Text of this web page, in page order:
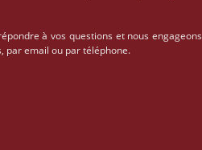
à vos questions et nous engageons
par email ou par téléphone.